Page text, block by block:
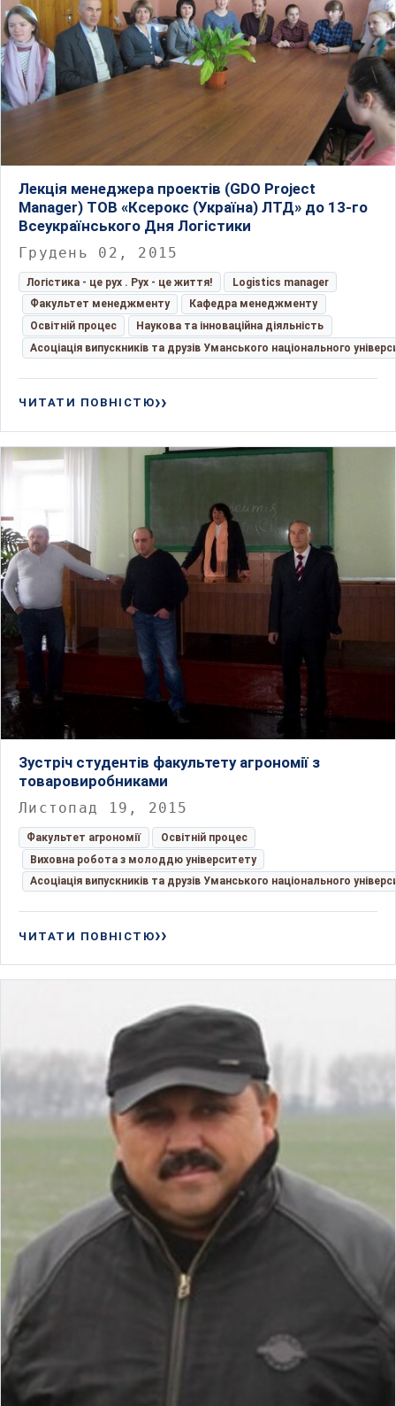
Лекція менеджера проектів (GDO Project
Manager) ТОВ «Ксерокс (Україна) ЛТД» до 13-го
Всеукраїнського Дня Логістики
Грудень 02, 2015
Логістика - це рух . Рух - це життя!
Logistics manager
Факультет менеджменту
Кафедра менеджменту
Освітній процес
Наукова та інноваційна діяльність
Асоціація випускників та друзів Уманського національного
ЧИТАТИ ПОВНІСТЮ
Зустріч студентів факультету агрономії з
товаровиробниками
Листопад 19, 2015
Факультет агрономії
Освітній процес
Виховна робота з молоддю університету
Асоціація випускників та друзів Уманського національного
ЧИТАТИ ПОВНІСТЮ